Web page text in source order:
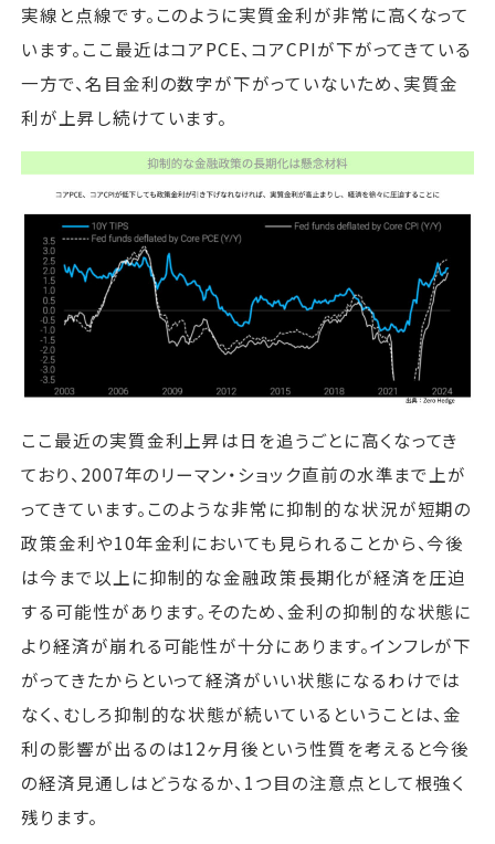
実線と点線です。このように実質金利が非常に高くなって
います。ここ最近はコアPCE、コアCPIが下がってきている
一方で、名目金利の数字が下がっていないため、実質金
利が上昇し続けています。
ここ最近の実質金利上昇は日を追うごとに高くなってき
ており、2007年のリーマン・ショック直前の水準まで上が
ってきています。このような非常に抑制的な状況が短期の
政策金利や10年金利においても見られることから、今後
は今まで以上に抑制的な金融政策長期化が経済を圧迫
する可能性があります。そのため、金利の抑制的な状態に
より経済が崩れる可能性が十分にあります。インフレが下
がってきたからといって経済がいい状態になるわけでは
なく、むしろ抑制的な状態が続いているということは、金
利の影響が出るのは12ヶ月後という性質を考えると今後
の経済見通しはどうなるか、1つ目の注意点として根強く
残ります。